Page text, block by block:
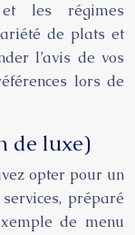
les régimes
de plats et
l’avis de vos
lors de
de luxe)
opter pour un
préparé
de menu